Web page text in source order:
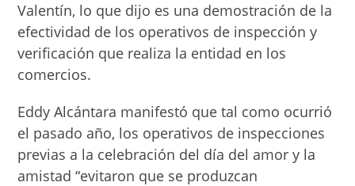
Valentín, lo que dijo es una demostración de la
efectividad de los operativos de inspección y
verificación que realiza la entidad en los
comercios.
Eddy Alcántara manifestó que tal como ocurrió
el pasado año, los operativos de inspecciones
previas a la celebración del día del amor y la
amistad “evitaron que se produzcan